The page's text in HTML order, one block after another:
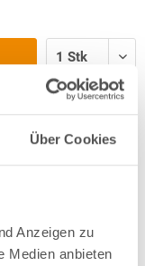
Über Cookies
Anzeigen zu
Medien anbieten
Merken
weiter: